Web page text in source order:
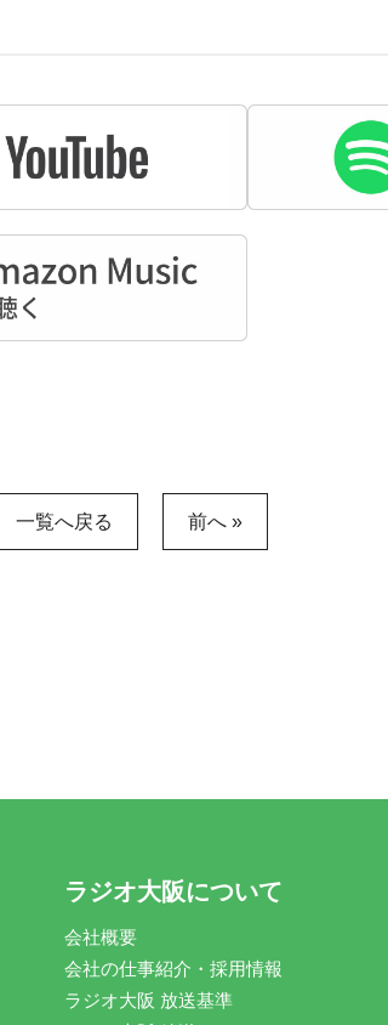
一覧へ戻る 前へ »
ラジオ大阪について
会社概要
会社の仕事紹介・採用情報
ラジオ大阪 放送基準